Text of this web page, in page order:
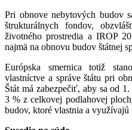
Pri obnove nebytových budov
štrukturálnych fondov,
životného prostredia a IROP
najmä na obnovu budov štátnej
Európska smernica totiž
vlastníctve a správe štátu pri
Štát má zabezpečiť, aby sa od
3 % z celkovej podlahovej
budov, ktoré vlastnia a využívajú